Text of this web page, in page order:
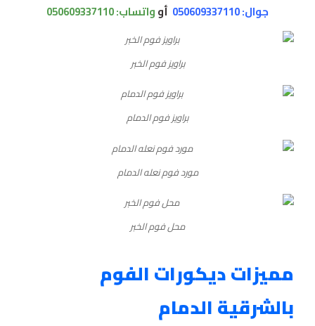
جوال: 050609337110
أوواتساب:050609337110
براويز فوم الخبر
براويز فوم الدمام
مورد فوم نعله الدمام
محل فوم الخبر
مميزات ديكورات الفوم
بالشرقية الدمام